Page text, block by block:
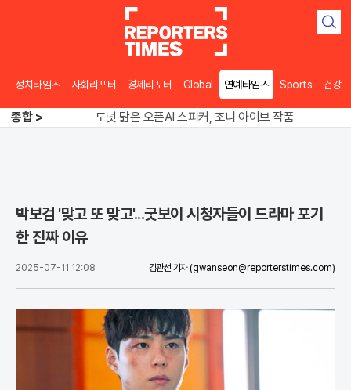
검
정치타임즈 사회리포터 경제리포터 Global 연예타임즈 Sports 건강
종합 >
송영길 인천서 반전 노려, 2주차 경선 요동
도넛 닮은 오픈AI 스피커, 조니 아이브 작품
아파트 방에서 들린 쉭쉭 소리‥코브라였다
박보검 '맞고 또 맞고'...굿보이 시청자들이 드라마 포기
한 진짜 이유
2025-07-11 12:08 김관선 기자 (gwanseon@reporterstimes.com)